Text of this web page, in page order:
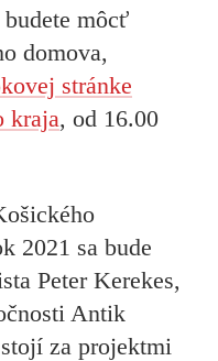
môcť
domova,
stránke
kraja, od 16.00
2021 sa bude
Peter Kerekes,
Antik
za projektmi